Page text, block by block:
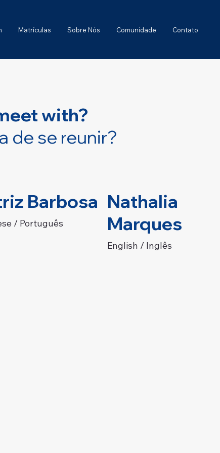
Matrículas Sobre Nós Comunidade Contato
with?
de se reunir?
Barbosa
/ Português
Nathalia
Marques
English / Inglês